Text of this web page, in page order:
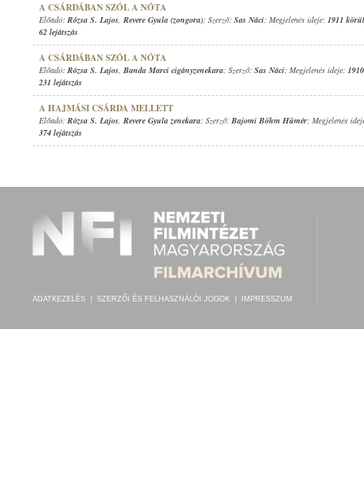
A CSÁRDÁBAN SZÓL A NÓTA
Előadó: Rózsa S. Lajos, Revere Gyula (zongora); Szerző: Sas Náci; Megjelenés ideje: 1911 körül
62 lejátszás
A CSÁRDÁBAN SZÓL A NÓTA
Előadó: Rózsa S. Lajos, Banda Marci cigányzenekara; Szerző: Sas Náci; Megjelenés ideje:
231 lejátszás
A HAJMÁSI CSÁRDA MELLETT
Előadó: Rózsa S. Lajos, Revere Gyula zenekara; Szerző: Bajomi Böhm Hümér; Megjelenés
374 lejátszás
ADATKEZELÉS SZERZŐI ÉS FELHASZNÁLÓI JOGOK IMPRESSZUM